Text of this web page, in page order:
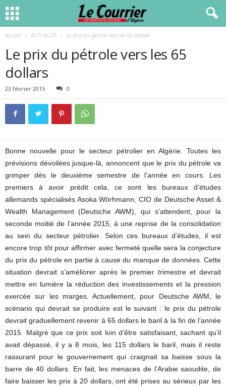
Accueil ACTUALITÉ Le prix du pétrole vers les 65 dollars
Le prix du pétrole vers les 65
dollars
23 février 2015 0
Bonne nouvelle pour le secteur pétrolier en Algérie. Toutes les
prévisions dévoilées jusque-là, annoncent que le prix du pétrole va
grimper dès le deuxième semestre de l’année en cours. Les
premiers à avoir prédit cela, ce sont les bureaux d’études
allemands spécialisés Asoka Wörhmann, CIO de Deutsche Asset &
Wealth Management (Deutsche AWM), qui s’attendent, pour la
seconde moitié de l’année 2015, à une reprise de la consolidation
au sein du secteur pétrolier. Selon ces bureaux d’études, il est
encore trop tôt pour affirmer avec fermeté quelle sera la conjecture
du prix du pétrole en partie à cause du manque de données. Cette
situation devrait s’améliorer après le premier trimestre et devrait
mettre en lumière la réduction des investissements et la pression
exercée sur les marges. Actuellement, pour Deutsche AWM, le
scénario qui devrait se produire est le suivant : le prix du pétrole
devrait graduellement revenir à 65 dollars le baril à la fin de l’année
2015. Malgré que ce prix soit loin d’être satisfaisant, sachant qu’il
avait dépassé, il y a 8 mois, les 115 dollars le baril, mais il reste
rassurant pour le gouvernement qui craignait sa baisse sous la
barre de 40 dollars. En fait, les menaces de l’Arabie saoudite, de
faire baisser les prix à 20 dollars, ont été prises au sérieux par les